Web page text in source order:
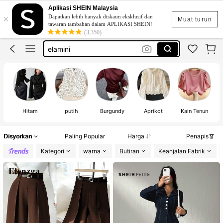
Muat turun
×
Aplikasi SHEIN Malaysia
Dapatkan lebih banyak diskaun eksklusif dan
tawaran tambahan dalam APLIKASI SHEIN!
(3,350)
emery rose
dazy
elamini
motf
emery rose
dazy
Hitam putih Burgundy Aprikot Kain Tenun
Disyorkan Paling Popular Harga
Penapis
Kategori
warna Butiran Keanjalan Fabrik